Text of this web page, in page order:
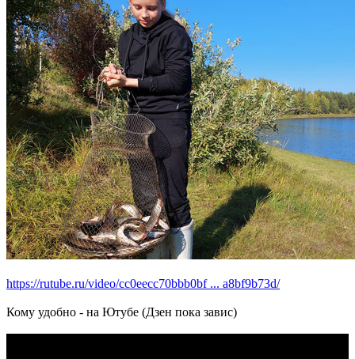
https://rutube.ru/video/cc0eecc70bbb0bf ... a8bf9b73d/
Кому удобно - на Ютубе (Дзен пока завис)